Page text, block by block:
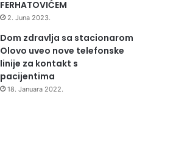
FERHATOVIĆEM
2. Juna 2023.
Dom zdravlja sa stacionarom
Olovo uveo nove telefonske
linije za kontakt s
pacijentima
18. Januara 2022.